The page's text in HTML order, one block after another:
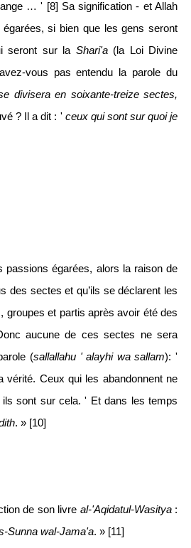
… ' [8] Sa signification - et Allah
si bien que les gens seront
seront sur la Shari'a(la Loi Divine
vous pas entendu la parole du
divisera en soixante-treize sectes,
? Il a dit : ' ceux qui sont sur quoi je
passions égarées, alors la raison de
des sectes et qu’ils se déclarent les
et partis après avoir été des
aucune de ces sectes ne sera
(sallallahu ' alayhi wa sallam): '
vérité. Ceux qui les abandonnent ne
ils sont sur cela. ' Et dans les temps
. » [10]
de son livre al-'Aqidatul-Wasitya:
Sunna wal-Jama'a. » [11]